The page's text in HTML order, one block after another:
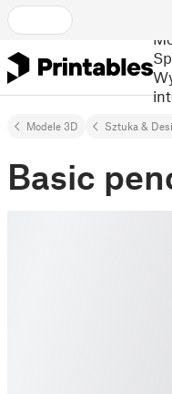
Modele 3D Sztuka &
Basic